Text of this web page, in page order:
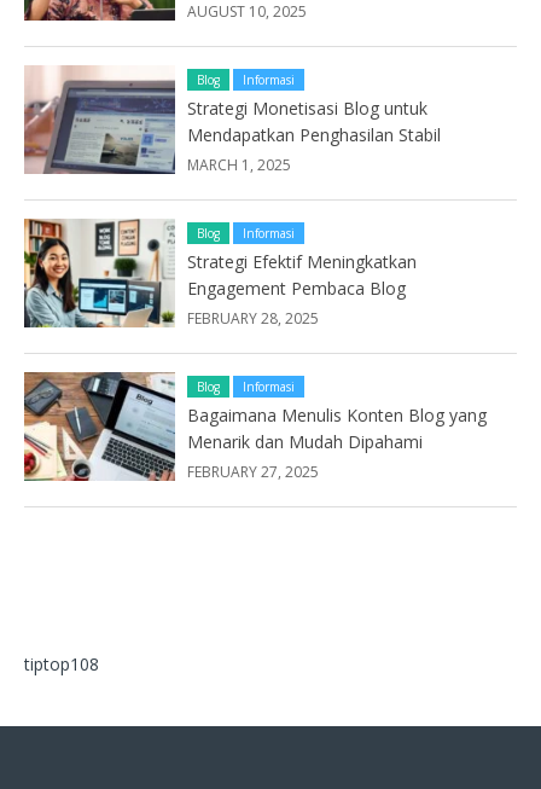
AUGUST 10, 2025
Blog Informasi
Strategi Monetisasi Blog untuk
Mendapatkan Penghasilan Stabil
MARCH 1, 2025
Blog Informasi
Strategi Efektif Meningkatkan
Engagement Pembaca Blog
FEBRUARY 28, 2025
Blog Informasi
Bagaimana Menulis Konten Blog yang
Menarik dan Mudah Dipahami
FEBRUARY 27, 2025
tiptop108